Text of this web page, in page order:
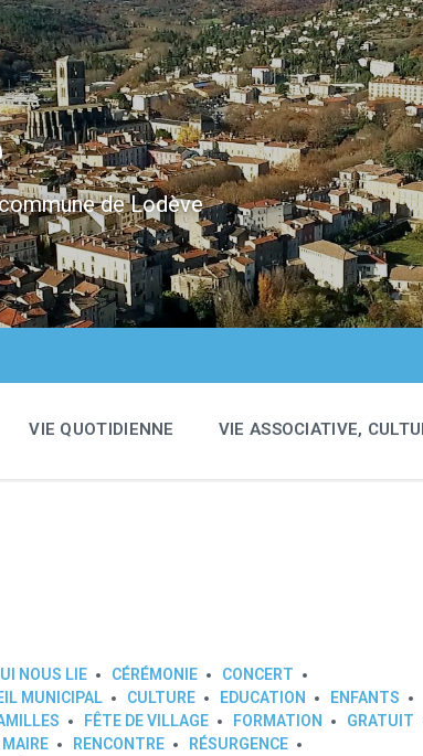
de Lodève
VIE QUOTIDIENNE VIE ASSOCIATIVE,
NOUS LIE CÉRÉMONIE
CONCERT
MUNICIPAL CULTURE EDUCATION
ENFANTS
FÊTE DE VILLAGE FORMATION
GRATUIT
MAIRE RENCONTRE
RÉSURGENCE